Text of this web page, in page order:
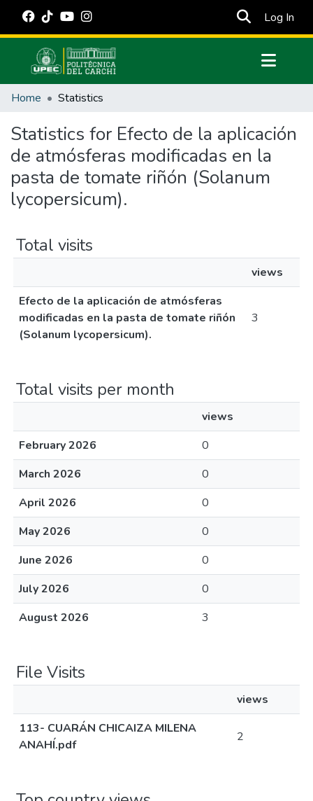
Log In
Communities & Collections
Estadísticas Externas
Manuales
Home Statistics
Statistics for Efecto de la aplicación
de atmósferas modificadas en la
pasta de tomate riñón (Solanum
lycopersicum).
Total visits
views
Efecto de la aplicación de atmósferas
modificadas en la pasta de tomate riñón
(Solanum lycopersicum).
3
Total visits per month
views
February 2026
0
March 2026
0
April 2026
0
May 2026
0
June 2026
0
July 2026
0
August 2026
3
File Visits
views
113- CUARÁN CHICAIZA MILENA
ANAHÍ.pdf
2